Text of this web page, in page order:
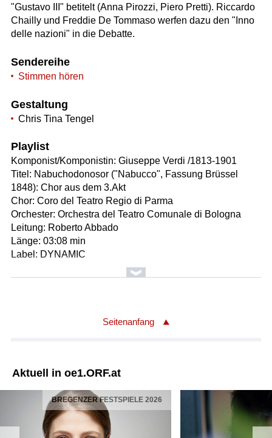
"Gustavo III" betitelt (Anna Pirozzi, Piero Pretti). Riccardo
Chailly und Freddie De Tommaso werfen dazu den "Inno
delle nazioni" in die Debatte.
Sendereihe
Stimmen hören
Gestaltung
Chris Tina Tengel
Playlist
Komponist/Komponistin: Giuseppe Verdi /1813-1901
Titel: Nabuchodonosor ("Nabucco", Fassung Brüssel
1848): Chor aus dem 3.Akt
Chor: Coro del Teatro Regio di Parma
Orchester: Orchestra del Teatro Comunale di Bologna
Leitung: Roberto Abbado
Länge: 03:08 min
Label: DYNAMIC
Komponist/Komponistin: Giuseppe Verdi /1813-1901
Solist/Solistin: Anna Pirozzi
Länge: 08:57 min
Label: DYNAMIC
Komponist/Komponistin: Giuseppe Verdi /1813-1901
Titel: La forza del destino: Arie des Don Carlo di Vargas /III
Seitenanfang
Aktuell in oe1.ORF.at
BREGENZER FESTSPIELE 2026